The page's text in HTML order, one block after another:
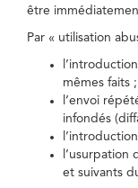
être
Par « utilisation
mêmes faits ;
l’envoi
infondés
l’usurpation
et suivants